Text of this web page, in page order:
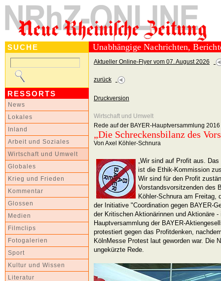
SUCHE
RESSORTS
News
Lokales
Inland
Arbeit und Soziales
Wirtschaft und Umwelt
Globales
Krieg und Frieden
Kommentar
Glossen
Medien
Filmclips
Fotogalerien
Sport
Kultur und Wissen
Literatur
Unabhängige Nachrichten,
Aktueller Online-Flyer vom 07. August 2026
zurück
Druckversion
Wirtschaft und Umwelt
Rede auf der BAYER-Hauptversammlung 2016
„Die Schreckensbilanz des
Von Axel Köhler-Schnura
„Wir sind auf Profit aus.
ist die Ethik-Kommission
Wir sind für den Profit
Vorstandsvorsitzenden des
Köhler-Schnura am Freitag,
der Initiative "Coordination gegen BAYER-
der Kritischen Aktionärinnen und Aktionäre -
Hauptversammlung der BAYER-
protestiert gegen das Profitdenken,
KölnMesse Protest laut geworden war. Die
ungekürzte Rede.